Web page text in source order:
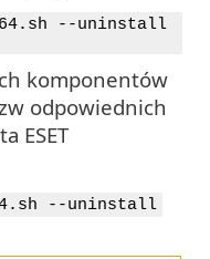
--uninstall
komponentów
odpowiednich
ESET
--uninstall